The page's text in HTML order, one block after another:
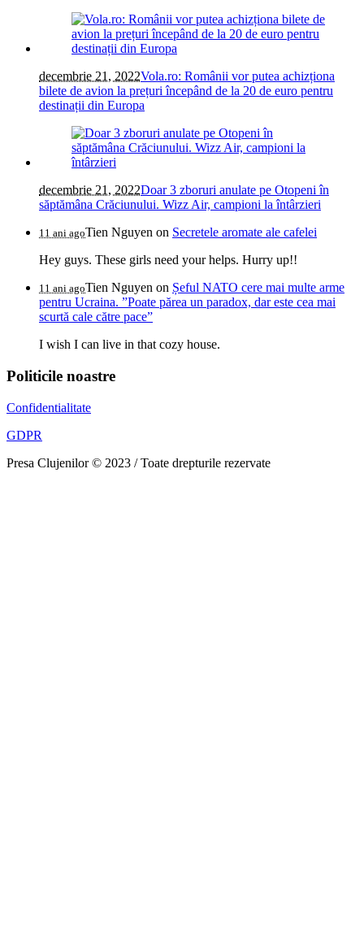
decembrie 21, 2022Vola.ro: Românii vor putea achizționa
bilete de avion la prețuri începând de la 20 de euro pentru
destinații din Europa
decembrie 21, 2022Doar 3 zboruri anulate pe Otopeni în
săptămâna Crăciunului. Wizz Air, campioni la întârzieri
11 ani agoTien Nguyen on Secretele aromate ale cafelei
Hey guys. These girls need your helps. Hurry up!!
11 ani agoTien Nguyen on Șeful NATO cere mai multe arme
pentru Ucraina. ”Poate părea un paradox, dar este cea mai
scurtă cale către pace”
I wish I can live in that cozy house.
Politicile noastre
Confidentialitate
GDPR
Presa Clujenilor © 2023 / Toate drepturile rezervate